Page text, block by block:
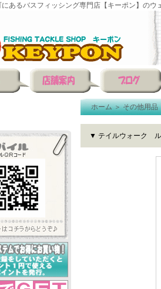
あるバスフィッシング専門店【キーポン】のウ
ホーム＞その他用品
▼ テイルウォーク ル